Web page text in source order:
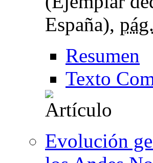
España), pág.
Resumen
Texto
Evolución